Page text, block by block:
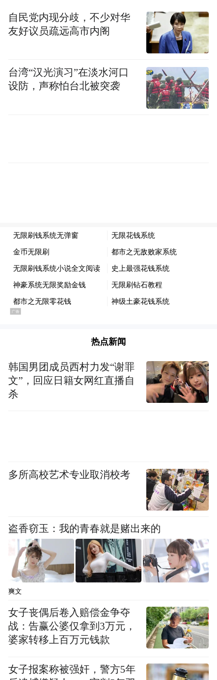
自民党内现分歧，不少对华
友好议员疏远高市内阁
台湾“汉光演习”在淡水河口
设防，声称怕台北被突袭
热点新闻
韩国男团成员西村力发“谢罪
文”，回应日籍女网红直播自
杀
多所高校艺术专业取消校考
盗香窃玉：我的青春就是赌出来的
爽文
女子丧偶后卷入赔偿金争夺
战：告赢公婆仅拿到3万元，
婆家转移上百万元钱款
女子报案称被强奸，警方5年